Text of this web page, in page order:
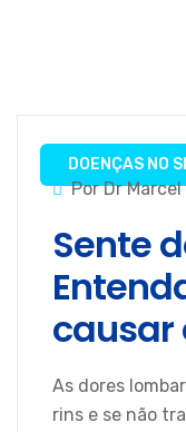
DOENÇAS NO
Por Dr
Sente
causar
As dores
rins e se não